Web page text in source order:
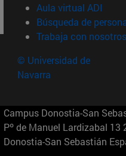
Aula virtual ADI
Búsqueda de
Trabaja con nosotros
© Universidad de
Navarra
Campus Donostia-San
Pº de Manuel Lardizabal 13
Donostia-San Sebastián